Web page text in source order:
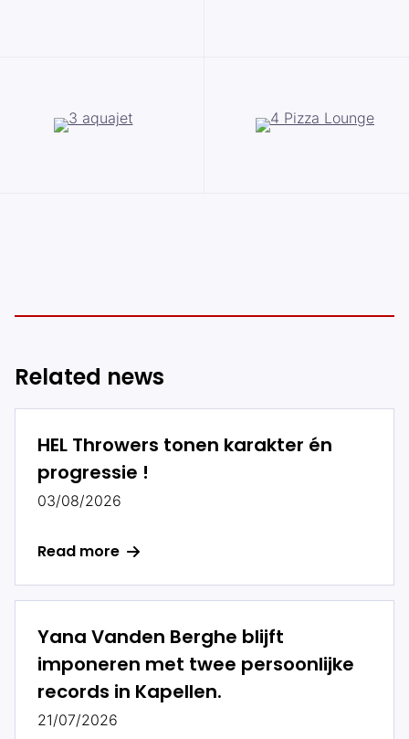
Related news
HEL Throwers tonen karakter én
progressie !
03/08/2026
Read more
Yana Vanden Berghe blijft
imponeren met twee persoonlijke
records in Kapellen.
21/07/2026